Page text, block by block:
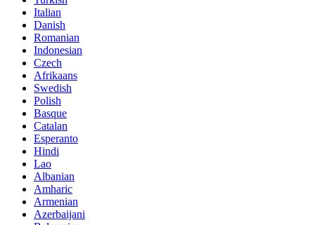
Italian
Danish
Romanian
Indonesian
Czech
Afrikaans
Swedish
Polish
Basque
Catalan
Esperanto
Hindi
Lao
Albanian
Amharic
Armenian
Azerbaijani